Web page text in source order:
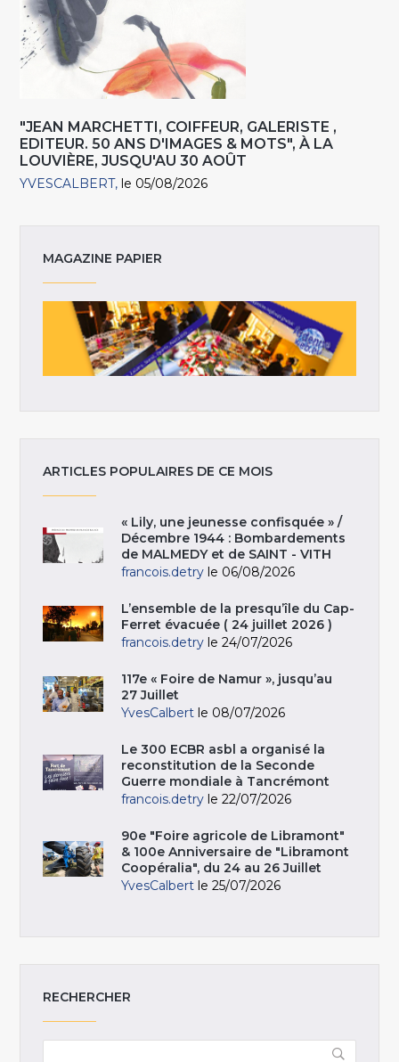
"JEAN MARCHETTI, COIFFEUR, GALERISTE ,
EDITEUR. 50 ANS D'IMAGES & MOTS", À LA
LOUVIÈRE, JUSQU'AU 30 AOÛT
YVESCALBERT le 05/08/2026
MAGAZINE PAPIER
ARTICLES POPULAIRES DE CE MOIS
« Lily, une jeunesse confisquée » /
Décembre 1944 : Bombardements
de MALMEDY et de SAINT - VITH
francois.detry le 06/08/2026
L’ensemble de la presqu’île du Cap-
Ferret évacuée ( 24 juillet 2026 )
francois.detry le 24/07/2026
117e « Foire de Namur », jusqu’au
27 Juillet
YvesCalbert le 08/07/2026
Le 300 ECBR asbl a organisé la
reconstitution de la Seconde
Guerre mondiale à Tancrémont
francois.detry le 22/07/2026
90e "Foire agricole de Libramont"
& 100e Anniversaire de "Libramont
Coopéralia", du 24 au 26 Juillet
YvesCalbert le 25/07/2026
RECHERCHER